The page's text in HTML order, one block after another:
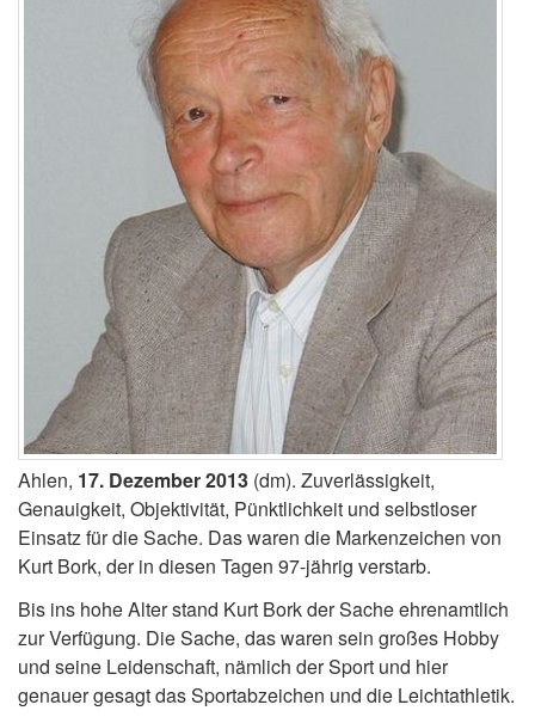
Ahlen, 17. Dezember 2013 (dm). Zuverlässigkeit,
Genauigkeit, Objektivität, Pünktlichkeit und selbstloser
Einsatz für die Sache. Das waren die Markenzeichen von
Kurt Bork, der in diesen Tagen 97-jährig verstarb.
Bis ins hohe Alter stand Kurt Bork der Sache ehrenamtlich
zur Verfügung. Die Sache, das waren sein großes Hobby
und seine Leidenschaft, nämlich der Sport und hier
genauer gesagt das Sportabzeichen und die Leichtathletik.